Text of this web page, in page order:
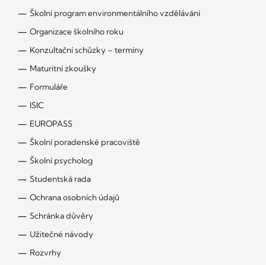
Školní program environmentálního vzdělávání
Organizace školního roku
Konzultační schůzky – termíny
Maturitní zkoušky
Formuláře
ISIC
EUROPASS
Školní poradenské pracoviště
Školní psycholog
Studentská rada
Ochrana osobních údajů
Schránka důvěry
Užitečné návody
Rozvrhy